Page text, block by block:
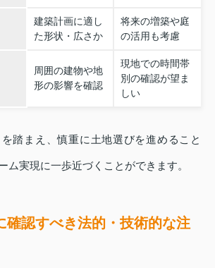
建築計画に適し
た形状・広さか
将来の増築や庭
の活用も考慮
周囲の建物や地
形の影響を確認
現地での時間帯
別の確認が望ま
しい
踏まえ、慎重に土地選びを進めること
ム実現に一歩近づくことができます。
確認すべき法的・技術的な注